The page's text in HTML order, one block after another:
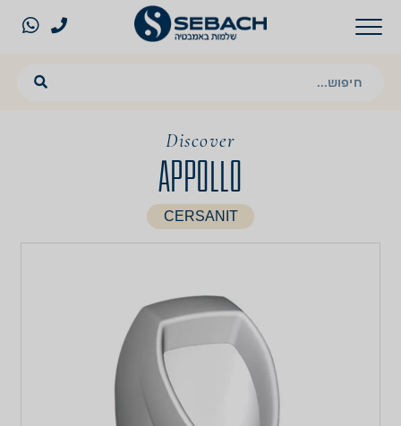
Discover
APPOLLO
CERSANIT